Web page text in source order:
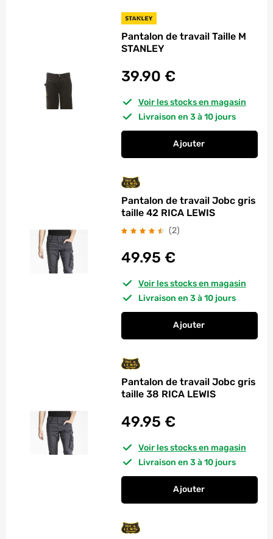
Pantalon de travail Taille M
STANLEY
39.90 €
Voir les stocks en magasin
Livraison en 3 à 10 jours
Ajouter
Pantalon de travail Jobc gris
taille 42 RICA LEWIS
(2)
49.95 €
Voir les stocks en magasin
Livraison en 3 à 10 jours
Ajouter
Pantalon de travail Jobc gris
taille 38 RICA LEWIS
49.95 €
Voir les stocks en magasin
Livraison en 3 à 10 jours
Ajouter